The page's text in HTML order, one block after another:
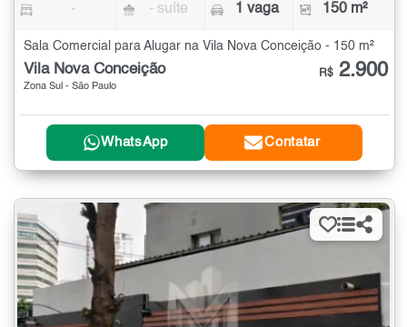
- - suíte 1 vaga 150 m²
Sala Comercial para Alugar na Vila Nova Conceição - 150 m²
Vila Nova Conceição
Zona Sul - São Paulo
R$ 2.900
WhatsApp Contatar